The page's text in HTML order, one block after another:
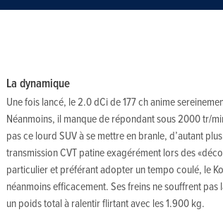
La dynamique
Une fois lancé, le 2.0 dCi de 177 ch anime
Néanmoins, il manque de répondant sous 2000 tr/
pas ce lourd SUV à se mettre en branle, d’autant
transmission CVT patine exagérément lors des
particulier et préférant adopter un tempo coulé, le
néanmoins efficacement. Ses freins ne souffrent
un poids total à ralentir flirtant avec les 1.900 kg.